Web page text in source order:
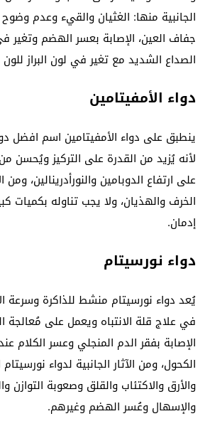
الجانبية منها: الغثيان والقيء وعدم
جفاف العين، الإصابة بعسر الهضم وتغير
الصداع الشديد مع تغير في لون البراز
دواء الأمفيتامين
ينطبق على دواء الأمفيتامين اسم افضل
لأنه يُزيد من القدرة على التركيز ويُحسن
على ارتفاع الدوبامين والنورأدرينالين، ومن
الخرف والهذيان، ولا يجب تناوله بكميات
إدمان.
دواء نورسيتام
يُعد دواء نورسيتام منشط للذاكرة وسرعة
في علاج قلة الانتباه ويعمل على مُعالجة
الإصابة بفقر الدم المنجلي وعسر الكلام
الكحول، ومن الآثار الجانبية لدواء
والأرق والاكتئاب والقلق وصعوبة التوازن
والإسهال وعُسر الهضم وغيرهم.